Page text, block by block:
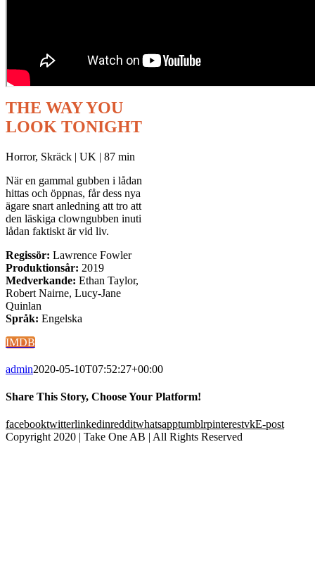
THE WAY YOU
LOOK TONIGHT
Horror, Skräck | UK | 87 min
När en gammal gubben i lådan
hittas och öppnas, får dess nya
ägare snart anledning att tro att
den läskiga clowngubben inuti
lådan faktiskt är vid liv.
Regissör: Lawrence Fowler
Produktionsår: 2019
Medverkande: Ethan Taylor,
Robert Nairne, Lucy-Jane
Quinlan
Språk: Engelska
IMDB
admin2020-05-10T07:52:27+00:00
Share This Story, Choose Your Platform!
facebooktwitterlinkedinredditwhatsapptumblrpinterestvkE-post
Copyright 2020 | Take One AB | All Rights Reserved